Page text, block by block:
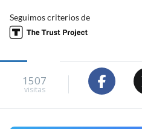
Seguimos criterios de
1507
visitas